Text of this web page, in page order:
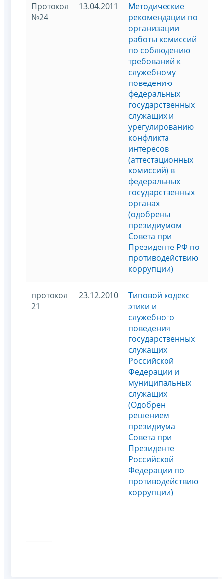
Протокол
№24
13.04.2011
Методические
рекомендации по
организации
работы комиссий
по соблюдению
требований к
служебному
поведению
федеральных
государственных
служащих и
урегулированию
конфликта
интересов
(аттестационных
комиссий) в
федеральных
государственных
органах
(одобрены
президиумом
Совета при
Президенте РФ по
противодействию
коррупции)
протокол
21
23.12.2010
Типовой кодекс
этики и
служебного
поведения
государственных
служащих
Российской
Федерации и
муниципальных
служащих
(Одобрен
решением
президиума
Совета при
Президенте
Российской
Федерации по
противодействию
коррупции)